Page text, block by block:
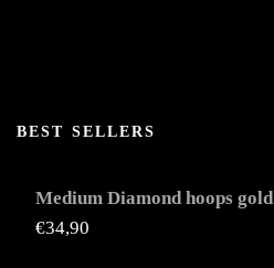
BEST SELLERS
Medium Diamond hoops gold
€34,90